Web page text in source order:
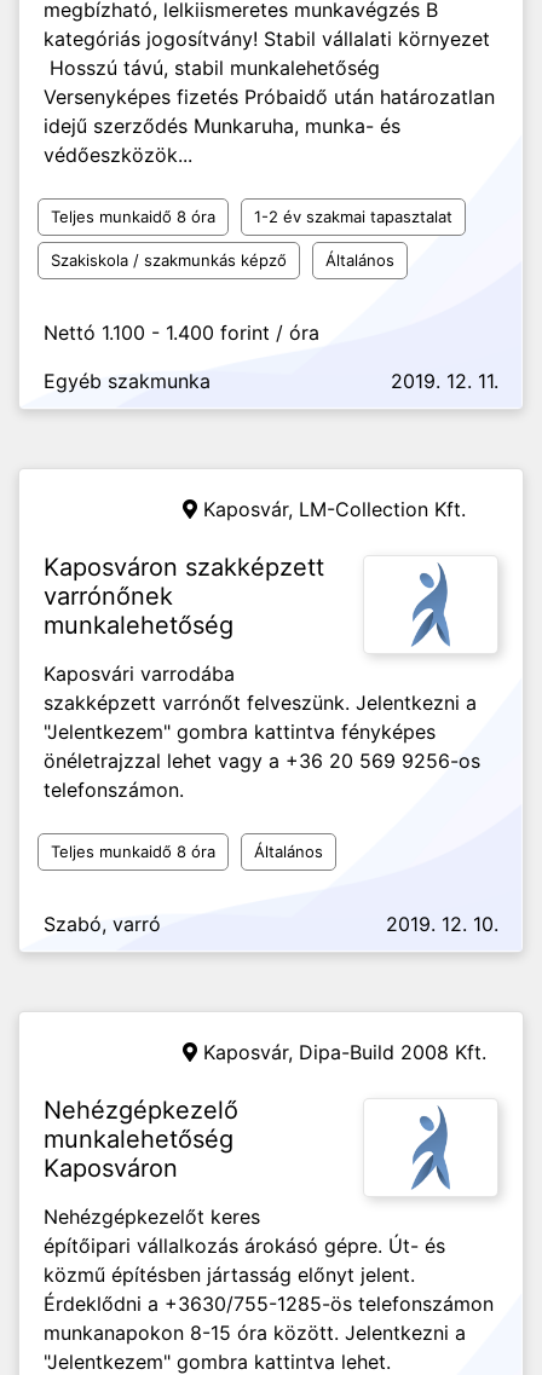
megbízható, lelkiismeretes munkavégzés B
kategóriás jogosítvány! Stabil vállalati környezet
Hosszú távú, stabil munkalehetőség
Versenyképes fizetés Próbaidő után határozatlan
idejű szerződés Munkaruha, munka- és
védőeszközök...
Teljes munkaidő 8 óra 1-2 év szakmai tapasztalat
Szakiskola / szakmunkás képző Általános
Nettó 1.100 - 1.400 forint / óra
Egyéb szakmunka
2019. 12. 11.
Kaposvár, LM-Collection Kft.
Kaposváron szakképzett
varrónőnek
munkalehetőség
Kaposvári varrodába
szakképzett varrónőt felveszünk. Jelentkezni a
"Jelentkezem" gombra kattintva fényképes
önéletrajzzal lehet vagy a +36 20 569 9256-os
telefonszámon.
Teljes munkaidő 8 óra Általános
Szabó, varró 2019. 12. 10.
Kaposvár, Dipa-Build 2008 Kft.
Nehézgépkezelő
munkalehetőség
Kaposváron
Nehézgépkezelőt keres
építőipari vállalkozás árokásó gépre. Út- és
közmű építésben jártasság előnyt jelent.
Érdeklődni a +3630/755-1285-ös telefonszámon
munkanapokon 8-15 óra között. Jelentkezni a
"Jelentkezem" gombra kattintva lehet.